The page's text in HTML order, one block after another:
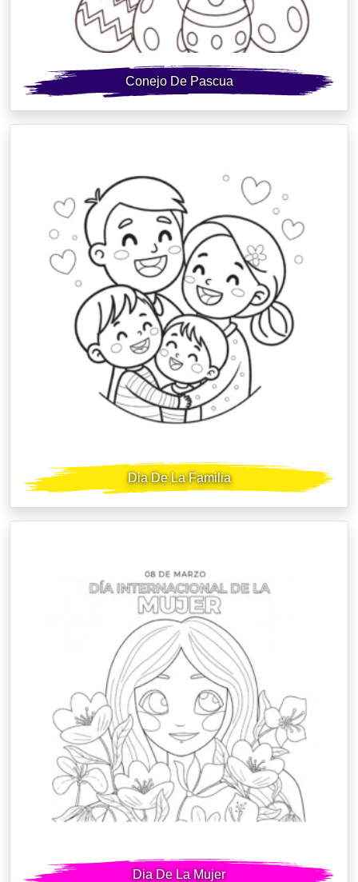
Conejo De Pascua
Dia De La Familia
Dia De La Mujer